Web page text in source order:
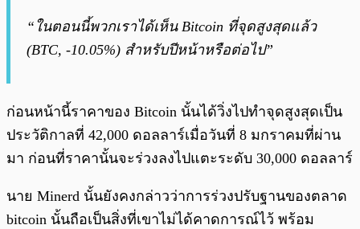
“ในตอนนี้พวกเราได้เห็น Bitcoin ที่จุดสูงสุดแล้ว
(BTC, -10.05%) สำหรับปีหน้าหรือต่อไป”
ก่อนหน้านี้ราคาของ Bitcoin นั้นได้วิ่งไปทำจุดสูงสุดเป็น
ประวัติกาลที่ 42,000 ดอลลาร์เมื่อวันที่ 8 มกราคมที่ผ่าน
มา ก่อนที่ราคานั้นจะร่วงลงไปแตะระดับ 30,000 ดอลลาร์
นาย Minerd นั้นยังคงกล่าวว่าการร่วงปรับฐานของตลาด
bitcoin นั้นถือเป็นสิ่งที่เขาไม่ได้คาดการณ์ไว้ พร้อม